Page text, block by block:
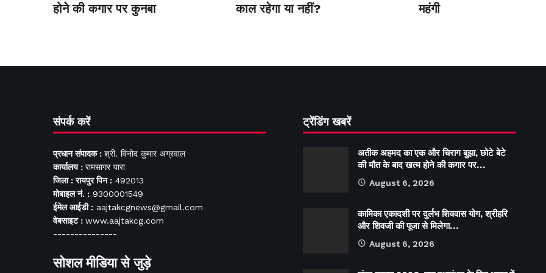
होने की कगार पर कुनबा
काल रहेगा या नहीं?
महंगी
संपर्क करें
प्रधान संपादक : श्री. विनोद कुमार अग्रवाल
कार्यालय : रामसागर पारा
जिला : रायपुर पिन : 492013
मोबाइल नं. : 9300001549
ईमेल आईडी : aajtakcgnews@gmail.com
वेबसाइट : www.aajtakcg.com
---------------
सोशल मीडिया से जुड़े
ट्रेंडिंग खबरें
अतीक अहमद का एक और चिराग बुझा, छोटे बेटे
की मौत के बाद खत्म होने की कगार पर…
August 6, 2026
कामिका एकादशी पर दुर्लभ शिववास योग, श्रीहरि
और शिवजी की पूजा से मिलेगा…
August 6, 2026